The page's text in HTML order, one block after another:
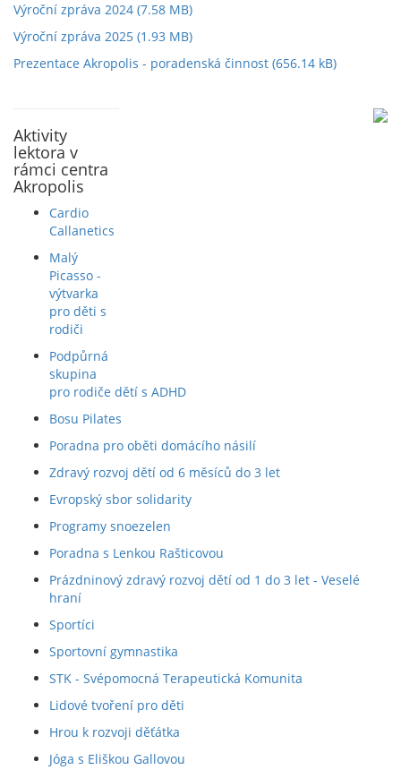
Výroční zpráva 2024 (7.58 MB)
Výroční zpráva 2025 (1.93 MB)
Prezentace Akropolis - poradenská činnost (656.14 kB)
Aktivity
lektora v
rámci centra
Akropolis
Cardio
Callanetics
Malý
Picasso -
výtvarka
pro děti s
rodiči
Podpůrná
skupina
pro rodiče dětí s ADHD
Bosu Pilates
Poradna pro oběti domácího násilí
Zdravý rozvoj dětí od 6 měsíců do 3 let
Evropský sbor solidarity
Programy snoezelen
Poradna s Lenkou Rašticovou
Prázdninový zdravý rozvoj dětí od 1 do 3 let - Veselé
hraní
Sportíci
Sportovní gymnastika
STK - Svépomocná Terapeutická Komunita
Lidové tvoření pro děti
Hrou k rozvoji děťátka
Jóga s Eliškou Gallovou